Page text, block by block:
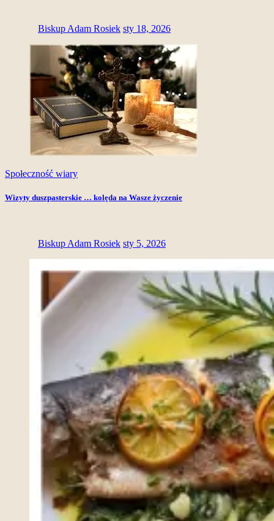
Biskup Adam Rosiek sty 18, 2026
Społeczność wiary
Wizyty duszpasterskie … kolęda na Wasze życzenie
Biskup Adam Rosiek sty 5, 2026